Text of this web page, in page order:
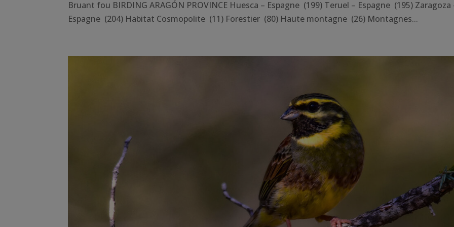
Bruant fou BIRDING ARAGÓN PROVINCE Huesca – Espagne (199) Teruel – Espagne (195) Zaragoza
Espagne (204) Habitat Cosmopolite (11) Forestier (80) Haute montagne (26) Montagnes...